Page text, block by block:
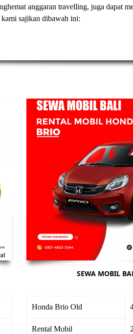
anggaran travelling, juga dapat
sajikan dibawah ini:
SEWA MOBIL
Honda Brio Old
Rental Mobil